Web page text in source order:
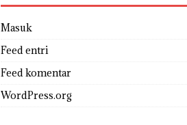
Masuk
Feed entri
Feed komentar
WordPress.org